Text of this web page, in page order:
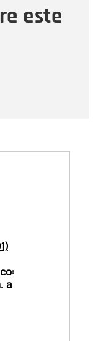
este
a